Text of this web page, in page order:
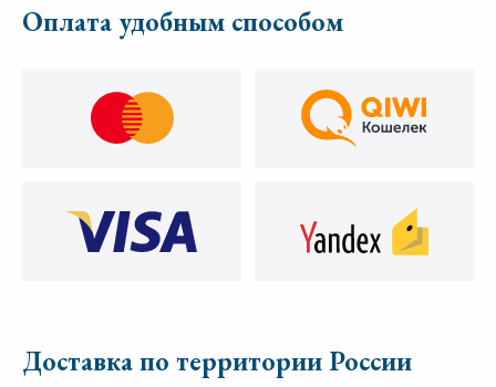
Оплата удобным способом
Доставка по территории России